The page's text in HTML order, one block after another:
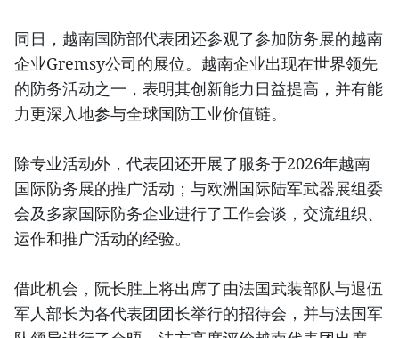
同日，越南国防部代表团还参观了参加防务展的越南
企业Gremsy公司的展位。越南企业出现在世界领先
的防务活动之一，表明其创新能力日益提高，并有能
力更深入地参与全球国防工业价值链。
除专业活动外，代表团还开展了服务于2026年越南
国际防务展的推广活动；与欧洲国际陆军武器展组委
会及多家国际防务企业进行了工作会谈，交流组织、
运作和推广活动的经验。
借此机会，阮长胜上将出席了由法国武装部队与退伍
军人部长为各代表团团长举行的招待会，并与法国军